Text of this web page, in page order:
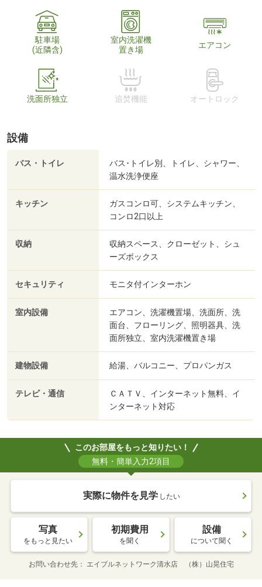
駐車場
(近隣含)
室内洗濯機
置き場
エアコン
洗面所独立 追焚機能 オートロック
設備
バス・トイレ
バス･トイレ別、トイレ、シャワー、
温水洗浄便座
キッチン
ガスコンロ可、システムキッチン、
コンロ2口以上
収納
収納スペース、クローゼット、シュ
ーズボックス
セキュリティ モニタ付インターホン
室内設備
エアコン、洗濯機置場、洗面所、洗
面台、フローリング、照明器具、洗
面所独立、室内洗濯機置き場
建物設備 給湯、バルコニー、プロパンガス
テレビ・通信
ＣＡＴＶ、インターネット無料、イ
ンターネット対応
このお部屋をもっと知りたい！
無料・簡単入力2項目
実際に物件を見学 したい
写真
をもっと見たい
初期費用
を聞く
設備
について聞く
お問い合わせ先 エイブルネットワーク清水店 （株）山晃住宅